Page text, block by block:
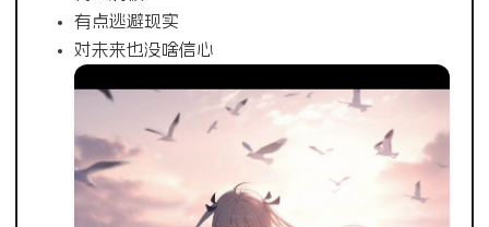
有点逃避现实
对未来也没啥信心